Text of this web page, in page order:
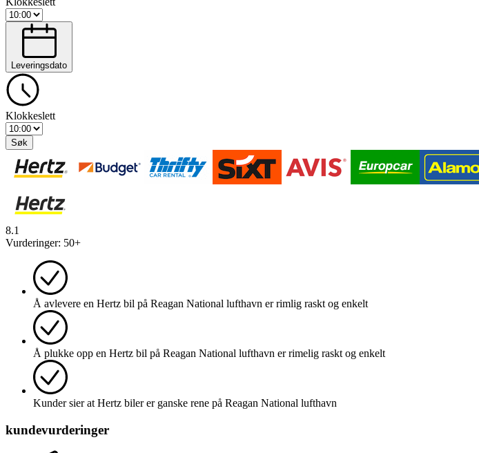
Leveringsdato
Klokkeslett
Søk
8.1
Vurderinger: 50+
Å avlevere en Hertz bil på Reagan National lufthavn er rimlig raskt og enkelt
Å plukke opp en Hertz bil på Reagan National lufthavn er rimelig raskt og enkelt
Kunder sier at Hertz biler er ganske rene på Reagan National lufthavn
kundevurderinger